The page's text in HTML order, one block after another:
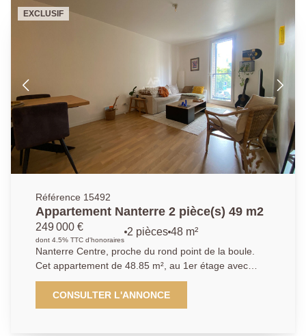
manger , une cuisine indépendante, une salle de
bains, et un dégagement qui dessert 2 chambres et
wc. Une cave complète ce descriptif. Des travaux de
rénovation sont à prévoir. Nous contacter :
EXCLUSIF
Référence 15492
Appartement Nanterre 2 pièce(s) 49 m2
249 000 €
dont 4.5% TTC d'honoraires
2 pièces 48 m²
Nanterre Centre, proche du rond point de la boule.
Cet appartement de 48.85 m², au 1er étage avec
ascenseur, dans une résidence de 2012. Il se
compose d'une entrée, une pièce de vie avec cuisine,
une chambre . Les deux pièces bénéficient d'in
CONSULTER L'ANNONCE